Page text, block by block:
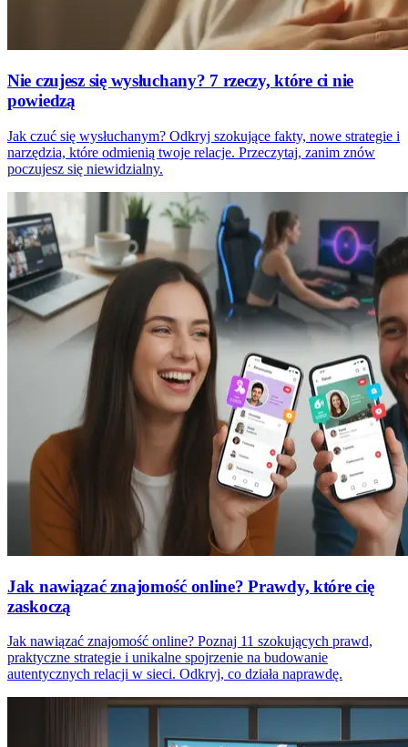
Nie czujesz się wysłuchany? 7 rzeczy, które ci nie
powiedzą
Jak czuć się wysłuchanym? Odkryj szokujące fakty, nowe strategie i
narzędzia, które odmienią twoje relacje. Przeczytaj, zanim znów
poczujesz się niewidzialny.
Jak nawiązać znajomość online? Prawdy, które cię
zaskoczą
Jak nawiązać znajomość online? Poznaj 11 szokujących prawd,
praktyczne strategie i unikalne spojrzenie na budowanie
autentycznych relacji w sieci. Odkryj, co działa naprawdę.